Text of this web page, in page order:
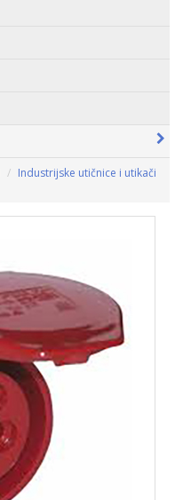
Industrijske utičnice i utikači